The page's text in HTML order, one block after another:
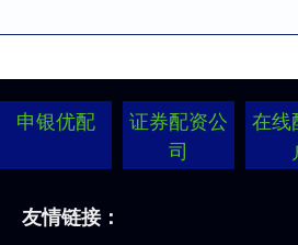
申银优配
证券配资公
司
在线
友情链接：